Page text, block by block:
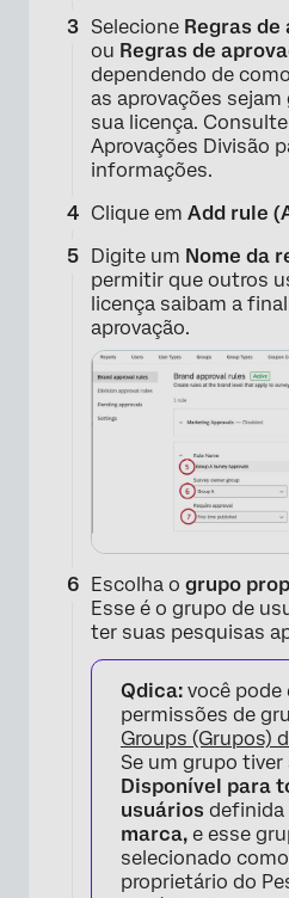
Selecione Regras
ou Regras de
dependendo de
as aprovações
sua licença.
Aprovações Divisão
informações.
Clique em Add rule
Digite um Nome da
permitir que outros
licença saibam a
aprovação.
Escolha o grupo
Esse é o grupo de
ter suas pesquisas
Qdica: você pode
permissões de
Groups (Grupos)
Se um grupo tiver
Disponível para
usuários definida
marca, e esse
selecionado
proprietário do